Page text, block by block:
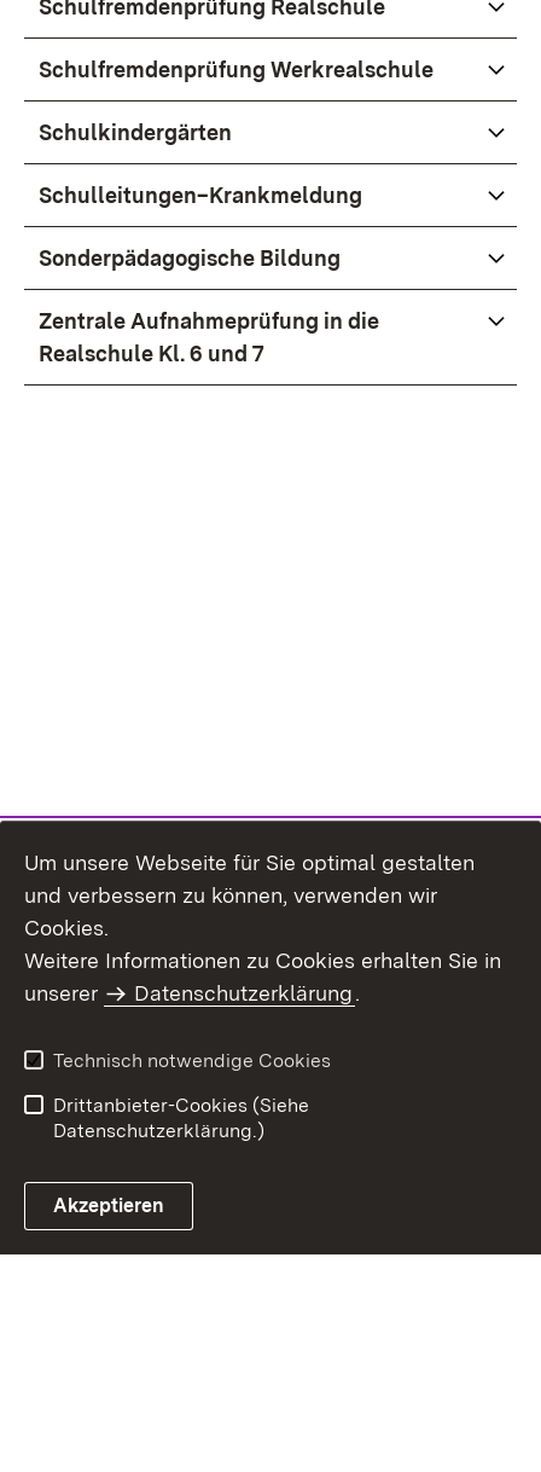
Schulfremdenprüfung Realschule
Schulfremdenprüfung Werkrealschule
Schulkindergärten
Schulleitungen–Krankmeldung
Sonderpädagogische Bildung
Zentrale Aufnahmeprüfung in die
Realschule Kl. 6 und 7
Benutzungshinweise
Erklärung zur
Um unsere Webseite für Sie optimal gestalten
und verbessern zu können, verwenden wir
Cookies.
Weitere Informationen zu Cookies erhalten Sie in
unserer
Datenschutzerklärung.
Technisch notwendige Cookies
Drittanbieter-Cookies (Siehe
Datenschutzerklärung.)
Akzeptieren